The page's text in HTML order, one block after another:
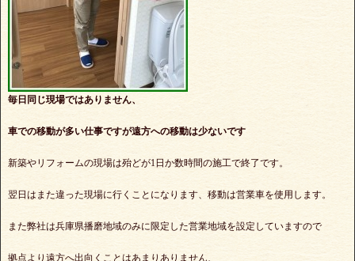
毎日同じ現場ではありません、
車での移動が多い仕事ですが遠方への移動は少ないです
新築やリフォームの現場は殆どが1日か数時間の施工で終了です。
翌日はまた違った現場に行くことになります、移動は営業車を使用します。
また弊社は兵庫県播磨地域のみに限定した営業地域を設定していますので
拠点より遠方へ出向くことはあまりありません、